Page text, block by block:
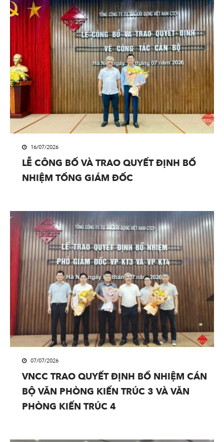
16/07/2026
LỄ CÔNG BỐ VÀ TRAO QUYẾT ĐỊNH BỔ
NHIỆM TỔNG GIÁM ĐỐC
07/07/2026
VNCC TRAO QUYẾT ĐỊNH BỔ NHIỆM CÁN
BỘ VĂN PHÒNG KIẾN TRÚC 3 VÀ VĂN
PHÒNG KIẾN TRÚC 4